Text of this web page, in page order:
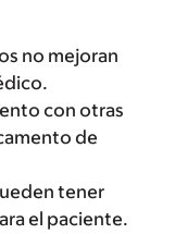
no mejoran
con otras
de
tener
el paciente.